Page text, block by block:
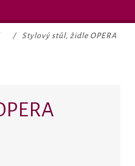
/ Stylový stůl, židle OPERA